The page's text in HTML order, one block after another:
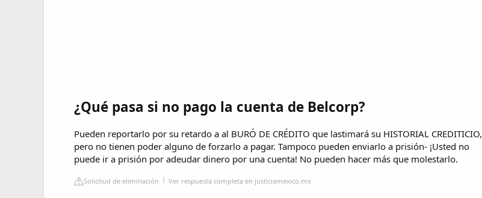
¿Qué pasa si no pago la cuenta de Belcorp?
Pueden reportarlo por su retardo a al BURÓ DE CRÉDITO que lastimará su HISTORIAL CREDITICIO,
pero no tienen poder alguno de forzarlo a pagar. Tampoco pueden enviarlo a prisión- ¡Usted no
puede ir a prisión por adeudar dinero por una cuenta! No pueden hacer más que molestarlo.
Solicitud de eliminación Ver respuesta completa en justiciamexico.mx